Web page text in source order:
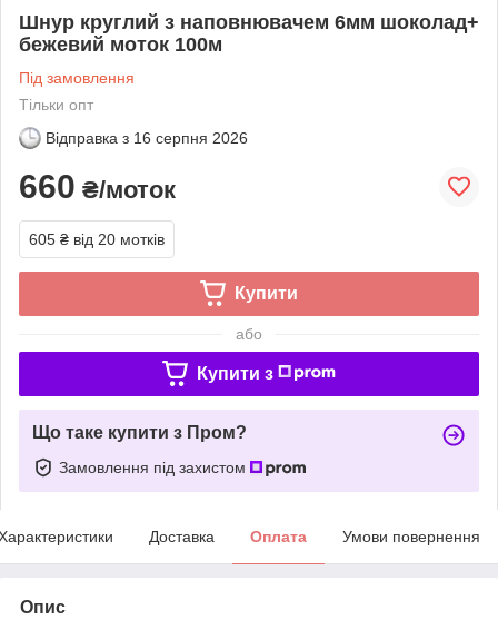
Шнур круглий з наповнювачем 6мм шоколад+
бежевий моток 100м
Під замовлення
Тільки опт
Відправка з 16 серпня 2026
660 ₴/моток
605 ₴ від 20 мотків
Купити
або
Купити з
Що таке купити з Пром?
Замовлення під захистом
Доставка Оплата Умови повернення
Опис